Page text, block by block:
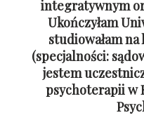
integratywnym
Ukończyłam
studiowałam
(specjalności:
jestem
psychoterapiiw